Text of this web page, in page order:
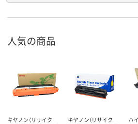
人気の商品
キヤノン（リサイク
キヤノン（リサイク
ハ